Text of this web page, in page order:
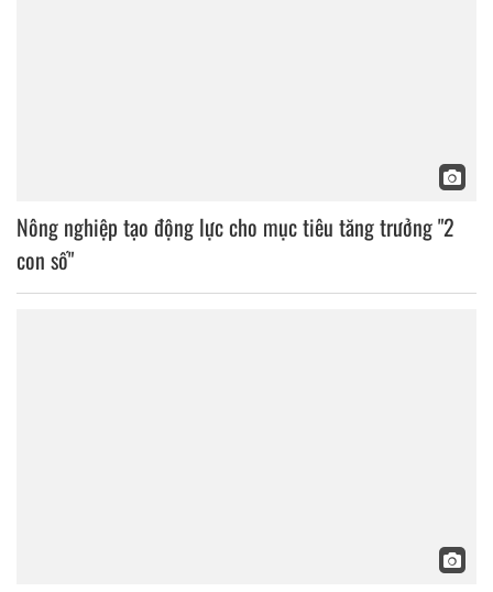
Nông nghiệp tạo động lực cho mục tiêu tăng trưởng "2
con số"